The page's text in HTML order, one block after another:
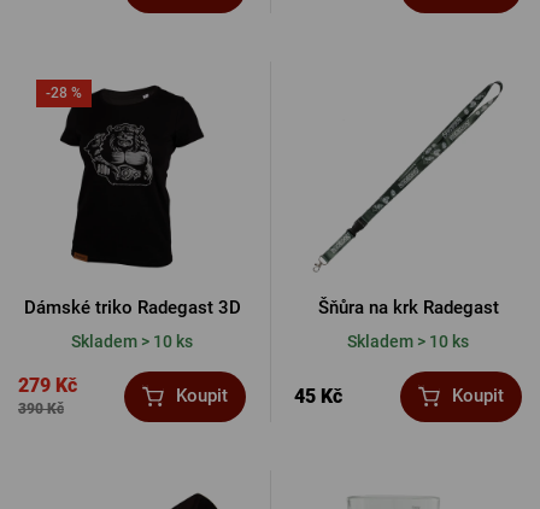
-28 %
Dámské triko Radegast 3D
Skladem > 10 ks
390 Kč
279 Kč Koupit
Šňůra na krk Radegast
Skladem > 10 ks
45 Kč Koupit